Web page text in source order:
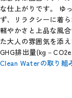
な仕上がりです。 ゆ
ず、リラクシーに着
軽やかさと上品な風
た大人の雰囲気を添え
GHG排出量(kg－
Clean Waterの取り組